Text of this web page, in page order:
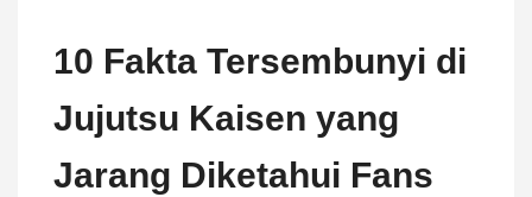
10 Fakta Tersembunyi di
Jujutsu Kaisen yang
Jarang Diketahui Fans